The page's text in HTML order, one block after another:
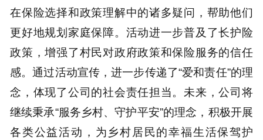
在保险选择和政策理解中的诸多疑问，帮助他们
更好地规划家庭保障。活动进一步普及了长护险
政策，增强了村民对政府政策和保险服务的信任
感。通过活动宣传，进一步传递了“爱和责任”的理
念，体现了公司的社会责任担当。未来，公司将
继续秉承“服务乡村、守护平安”的理念，积极开展
各类公益活动，为乡村居民的幸福生活保驾护